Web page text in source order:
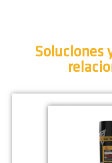
Soluciones